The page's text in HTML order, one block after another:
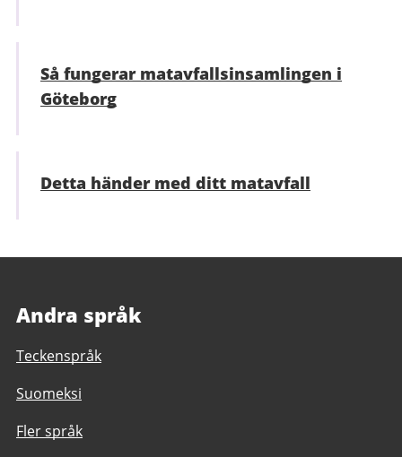
Så fungerar matavfallsinsamlingen i
Göteborg
Detta händer med ditt matavfall
Andra språk
Teckenspråk
Suomeksi
Fler språk